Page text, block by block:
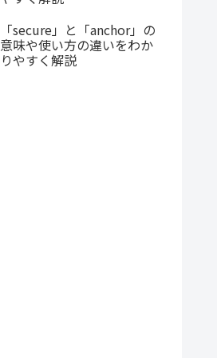
「secure」と「anchor」の
意味や使い方の違いをわか
りやすく解説